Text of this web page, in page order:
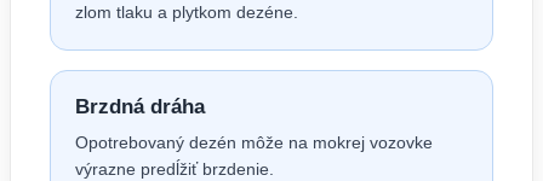
zlom tlaku a plytkom dezéne.
Brzdná dráha
Opotrebovaný dezén môže na mokrej vozovke
výrazne predĺžiť brzdenie.